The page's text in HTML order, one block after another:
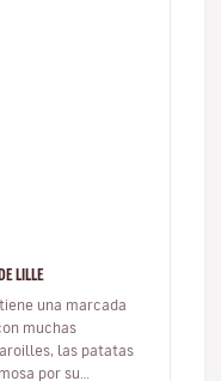
LILLE
una marcada
muchas
las patatas
por su